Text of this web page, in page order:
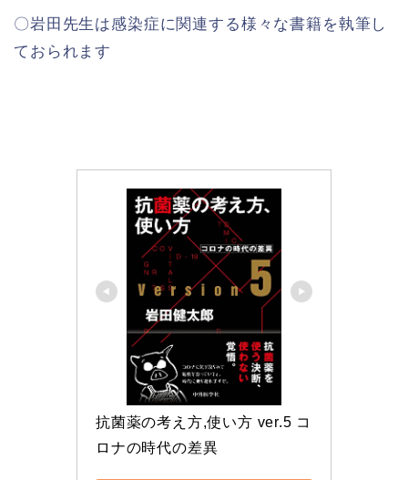
〇岩田先生は感染症に関連する様々な書籍を執筆し
ておられます
抗菌薬の考え方,使い方 ver.5 コ
ロナの時代の差異